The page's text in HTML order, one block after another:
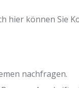
hier können Sie
nachfragen.